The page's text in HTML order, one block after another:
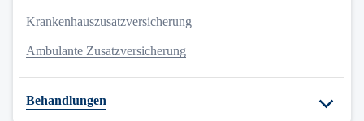
Krankenhauszusatzversicherung
Ambulante Zusatzversicherung
Behandlungen